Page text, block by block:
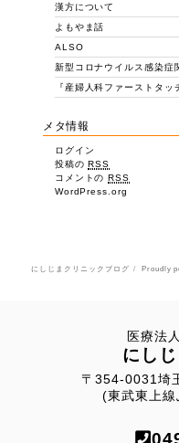
漢方について
よもやま話
ALSO
新型コロナウイルス感染症
『産婦人科ファーストタッ
メタ情報
ログイン
投稿のRSS
コメントのRSS
WordPress.org
にしじまクリニックブログ Proudly
医療法
にし
〒354-0031埼
(東武東上